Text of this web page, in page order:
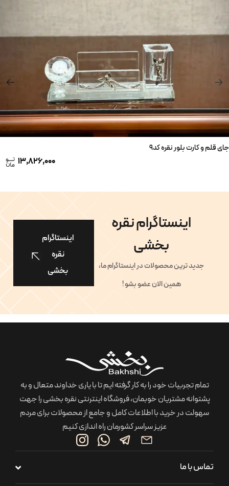
جای قلم و کارت بلور نقره کد9
13,826,000
اینستاگرام نقره
بخشی
جدید ترین محصولات در اینستاگرام ما،
همین الان عضو بشو !
اینستاگرام
نقره
بخشی
تمام تجربیات خود را به کار گرفته ایم تا با یاری خداوند متعال و به
پشتوانه مشتریان خوبمان، فروشگاه اینترنتی نقره بخشی را جهت
سهولت در خرید با اطلاعات کامل و جامع از محصولات برای مردم
عزیز سراسر کشورمان راه اندازی کنیم
تماس با ما